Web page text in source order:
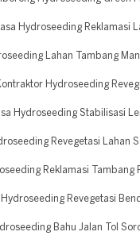
Hydroseeding Reklamasi
Lahan Tambang
Hydroseeding
Hydroseeding Stabilisasi
Revegetasi Lahan
Reklamasi Tambang
Revegetasi
Bahu Jalan Tol